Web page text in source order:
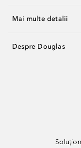
Mai multe detalii
Despre Douglas